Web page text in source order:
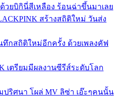
วยบิกินี่สีเหลือง ร้อนฉ่าขึ้นมาเลย
สร้างสถิติใหม่ วันส่ง
ทึกสถิติใหม่อีกครั้ง ด้วยเพลงคัฟ
เตรียมมีผลงานซีรีส์ระดับโลก
ริศนา โผล่ MV ลิซ่า เอ๊ะๆคนนั้น